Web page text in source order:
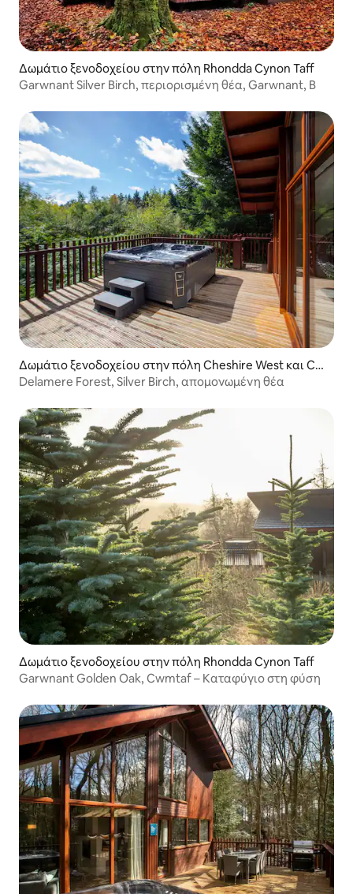
Δωμάτιο ξενοδοχείου στην πόλη Rhondda Cynon Taff
Garwnant Silver Birch, περιορισμένη θέα, Garwnant, B
Δωμάτιο ξενοδοχείου στην πόλη Cheshire West και Ch
ester
Delamere Forest, Silver Birch, απομονωμένη θέα
Δωμάτιο ξενοδοχείου στην πόλη Rhondda Cynon Taff
Garwnant Golden Oak, Cwmtaf – Καταφύγιο στη φύση